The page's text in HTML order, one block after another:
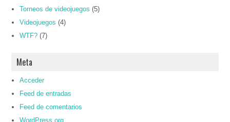
Torneos de videojuegos (5)
Videojuegos (4)
WTF? (7)
Meta
Acceder
Feed de entradas
Feed de comentarios
WordPress.org